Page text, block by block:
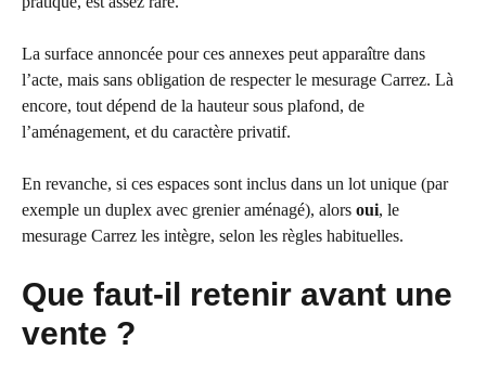
La surface annoncée pour ces annexes peut apparaître dans
l’acte, mais sans obligation de respecter le mesurage Carrez. Là
encore, tout dépend de la hauteur sous plafond, de
l’aménagement, et du caractère privatif.
En revanche, si ces espaces sont inclus dans un lot unique (par
exemple un duplex avec grenier aménagé), alors oui, le
mesurage Carrez les intègre, selon les règles habituelles.
Que faut-il retenir avant une
vente ?